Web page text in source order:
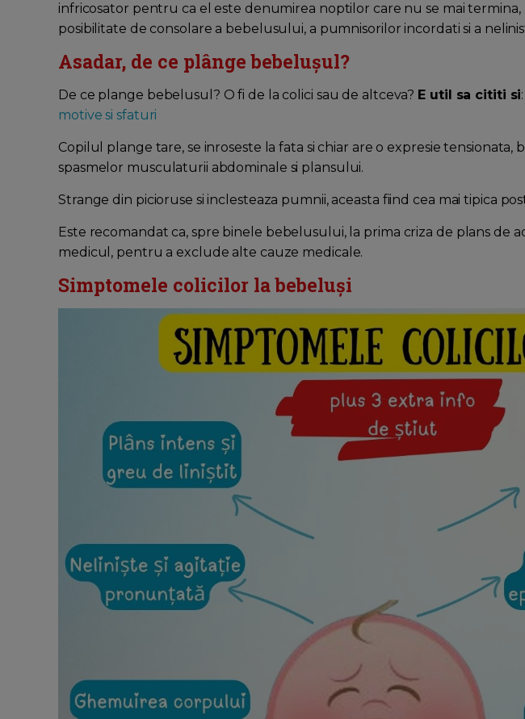
infricosator pentru ca el este denumirea noptilor care nu se mai termina,
posibilitate de consolare a bebelusului, a pumnisorilor incordati si a
Asadar, de ce plânge bebelușul?
De ce plange bebelusul? O fi de la colici sau de altceva? E util sa cititi si:
motive si sfaturi
Copilul plange tare, se inroseste la fata si chiar are o expresie tensionata,
spasmelor musculaturii abdominale si plansului.
Strange din picioruse si inclesteaza pumnii, aceasta fiind cea mai tipica
Este recomandat ca, spre binele bebelusului, la prima criza de plans de
medicul, pentru a exclude alte cauze medicale.
Simptomele colicilor la bebeluși